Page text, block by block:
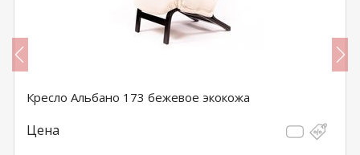
Кресло Альбано 173 бежевое экокожа
Цена